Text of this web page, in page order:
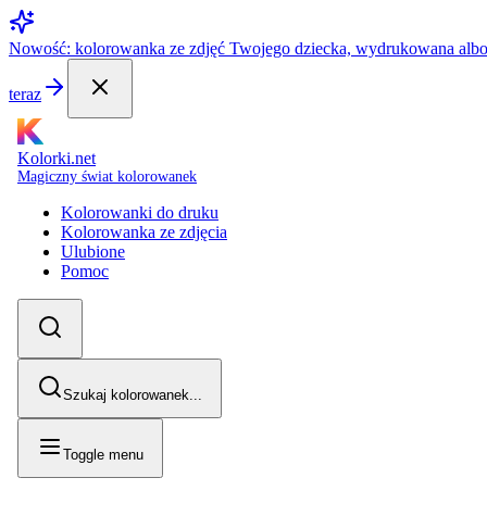
Nowość: kolorowanka ze zdjęć Twojego dziecka, wydrukowana
teraz
Kolorki.net
Magiczny świat kolorowanek
Kolorowanki do druku
Kolorowanka ze zdjęcia
Ulubione
Pomoc
Szukaj kolorowanek...
Toggle menu